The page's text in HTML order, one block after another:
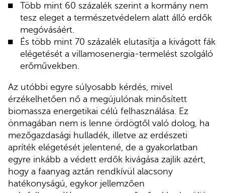
Több mint 60 százalék szerint a kormány nem
tesz eleget a természetvédelem alatt álló erdők
megóvásáért.
És több mint 70 százalék elutasítja a kivágott fák
elégetését a villamosenergia-termelést szolgáló
erőművekben.
Az utóbbi egyre súlyosabb kérdés, mivel
érzékelhetően nő a megújulónak minősített
biomassza energetikai célú felhasználása. Ez
önmagában nem is lenne ördögtől való dolog, ha
mezőgazdasági hulladék, illetve az erdészeti
apríték elégetését jelentené, de a gyakorlatban
egyre inkább a védett erdők kivágása zajlik azért,
hogy a faanyag aztán rendkívül alacsony
hatékonyságú, egykor jellemzően